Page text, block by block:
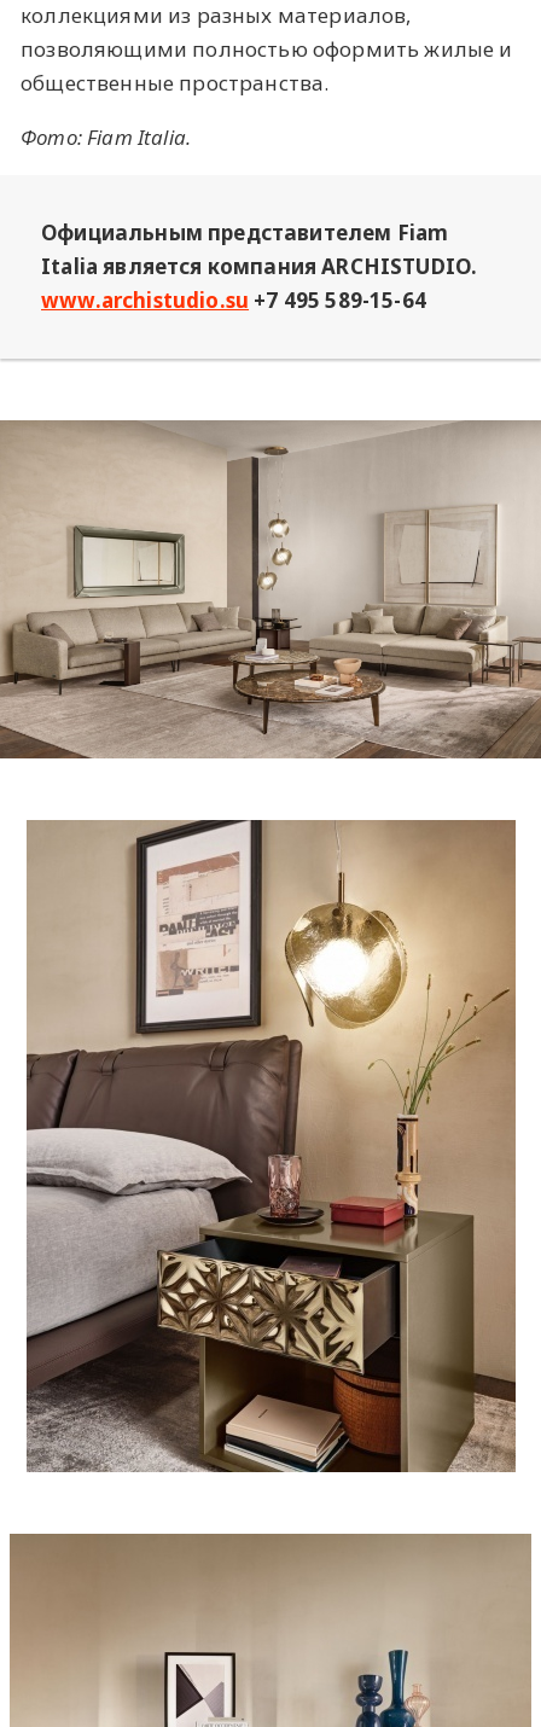
коллекциями из разных материалов,
позволяющими полностью оформить жилые и
общественные пространства.
Фото: Fiam Italia.
Официальным представителем Fiam
Italia является компания ARCHISTUDIO.
www.archistudio.su +7 495 589-15-64